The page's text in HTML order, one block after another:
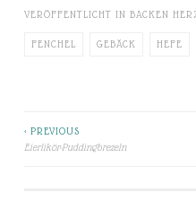
VERÖFFENTLICHT IN BACKEN
FENCHEL GEBÄCK HEFE
Beitragsnavigation
< PREVIOUS
Eierlikör-Puddingbrezeln